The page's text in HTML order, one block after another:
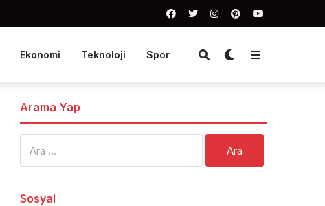
Ekonomi Teknoloji Spor
Arama Yap
Sosyal